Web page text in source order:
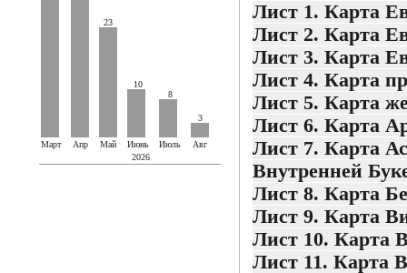
23
10
8
3
Март Апр Май Июнь Июль
Авг
2026
Лист 1. Карта
Лист 2. Карта
Лист 3. Карта
Лист 4. Карта
Лист 5. Карта
Лист 6. Карта
Лист 7. Карта
Внутренней
Лист 8. Карта
Лист 9. Карта
Лист 10. Карта
Лист 11. Карта